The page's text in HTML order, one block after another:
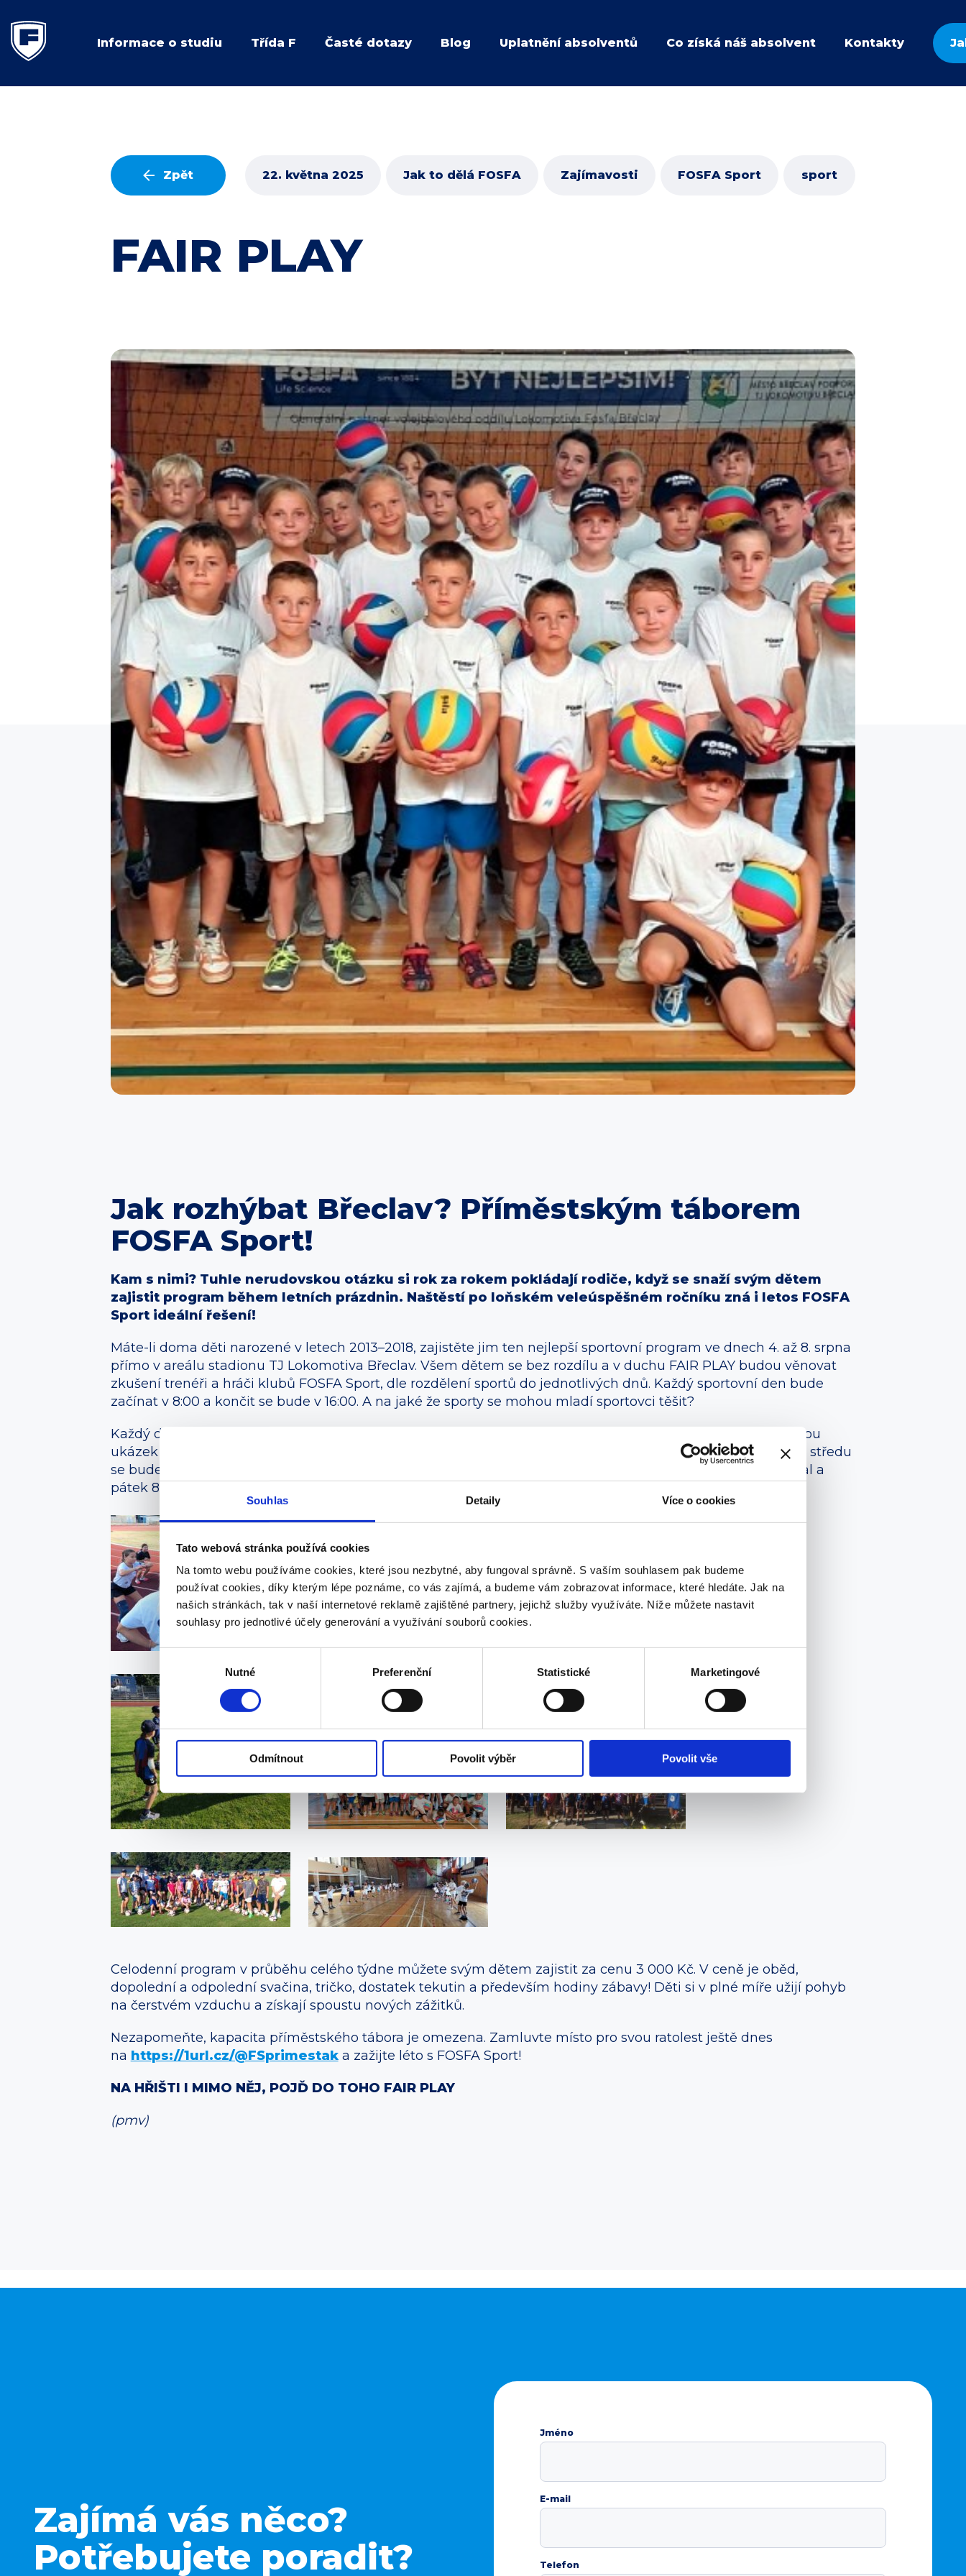
Souhlas Detaily Více o cookies
Tato webová stránka používá cookies
Na tomto webu používáme cookies, které jsou nezbytné, aby fungoval správně. S vaším souhlasem pak budeme
používat cookies, díky kterým lépe poznáme, co vás zajímá, a budeme vám zobrazovat informace, které hledáte. Jak na
našich stránkách, tak v naší internetové reklamě zajištěné partnery, jejichž služby využíváte. Níže můžete nastavit
souhlasy pro jednotlivé účely generování a využívání souborů cookies.
Výběr
souhlasu
Nutné Preferenční Statistické Marketingové
Odmítnout Povolit výběr Povolit vše
Informace o studiu Třída F Časté dotazy Blog Uplatnění absolventů Co získá náš absolvent Kontakty
Zpět 22. května 2025 Jak to dělá FOSFA Zajímavosti FOSFA Sport sport
FAIR PLAY
Jak rozhýbat Břeclav? Příměstským táborem
FOSFA Sport!
Kam s nimi? Tuhle nerudovskou otázku si rok za rokem pokládají rodiče, když se snaží svým dětem
zajistit program během letních prázdnin. Naštěstí po loňském veleúspěšném ročníku zná i letos FOSFA
Sport ideální řešení!
Máte-li doma děti narozené v letech 2013–2018, zajistěte jim ten nejlepší sportovní program ve dnech 4. až 8. srpna
přímo v areálu stadionu TJ Lokomotiva Břeclav. Všem dětem se bez rozdílu a v duchu FAIR PLAY budou věnovat
zkušení trenéři a hráči klubů FOSFA Sport, dle rozdělení sportů do jednotlivých dnů. Každý sportovní den bude
začínat v 8:00 a končit se bude v 16:00. A na jaké že sporty se mohou mladí sportovci těšit?
Každý den budou v bezpečném a přátelském prostředí probíhat aktivity zaměřené na konkrétní sport formou
ukázek základů a samozřejmě her. Pondělí bude patřit atletice, v úterý si mohou děti vyzkoušet volejbal, ve středu
se bude kopat do fotbalových míčů, ve čtvrtek bude areál patřit zájemcům, kteří si budou chtít zahrát florbal a
pátek 8. srpna bude v režii stolních tenistů či judistů.
Celodenní program v průběhu celého týdne můžete svým dětem zajistit za cenu 3 000 Kč. V ceně je oběd,
dopolední a odpolední svačina, tričko, dostatek tekutin a především hodiny zábavy! Děti si v plné míře užijí pohyb
na čerstvém vzduchu a získají spoustu nových zážitků.
Nezapomeňte, kapacita příměstského tábora je omezena. Zamluvte místo pro svou ratolest ještě dnes
na https://1url.cz/@FSprimestaka zažijte léto s FOSFA Sport!
NA HŘIŠTI I MIMO NĚJ, POJĎ DO TOHO FAIR PLAY
(pmv)
Zajímá vás něco?
Potřebujete poradit?
Jméno
E-mail
Telefon